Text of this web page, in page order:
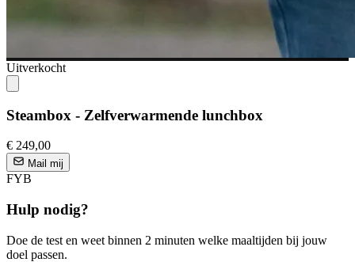
Uitverkocht
Steambox - Zelfverwarmende lunchbox
€ 249,00
Mail mij
FYB
Hulp nodig?
Doe de test en weet binnen 2 minuten welke maaltijden bij jouw
doel passen.